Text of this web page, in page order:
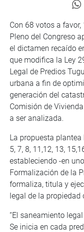
Con 68 votos a
Pleno del Congreso
el dictamen recaído
que modifica la Ley
Legal de Predios
urbana a fin de
generación del
Comisión de
a ser analizada.
La propuesta
5, 7, 8, 11,12, 13,
estableciendo -en
Formalización de la
formaliza, titula y
legal de la
“El saneamiento
Se inicia en cada